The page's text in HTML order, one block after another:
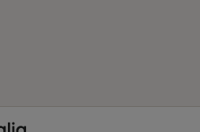
inicio